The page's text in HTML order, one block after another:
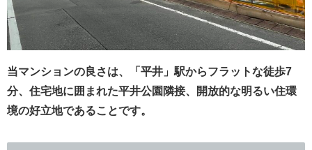
当マンションの良さは、「平井」駅からフラットな徒歩7
分、住宅地に囲まれた平井公園隣接、開放的な明るい住環
境の好立地であることです。